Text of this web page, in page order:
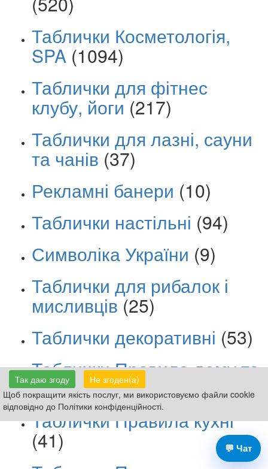
Так даю згоду
Не згоден(а)
Щоб покращити якість послуг, ми використовуємо файли cookie
відповідно до Політики конфіденційності.
Таблички Косметологія,
SPA (1094)
Таблички для фітнес
клубу, йоги (217)
Таблички для лазні, сауни
та чанів (37)
Рекламні банери (10)
Таблички настільні (94)
Символіка України (9)
Таблички для рибалок і
мисливців (25)
Таблички декоративні (53)
Таблички Правила дому та
сім’ї(81)
Таблички Правила кухні
(41)
💬 Чат